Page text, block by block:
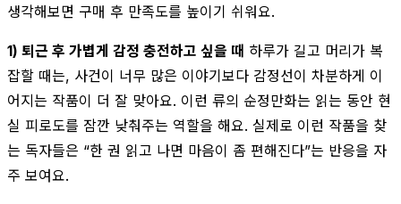
생각해보면 구매 후 만족도를 높이기 쉬워요.
1) 퇴근 후 가볍게 감정 충전하고 싶을 때 하루가 길고 머리가 복
잡할 때는, 사건이 너무 많은 이야기보다 감정선이 차분하게 이
어지는 작품이 더 잘 맞아요. 이런 류의 순정만화는 읽는 동안 현
실 피로도를 잠깐 낮춰주는 역할을 해요. 실제로 이런 작품을 찾
는 독자들은 “한 권 읽고 나면 마음이 좀 편해진다”는 반응을 자
주 보여요.